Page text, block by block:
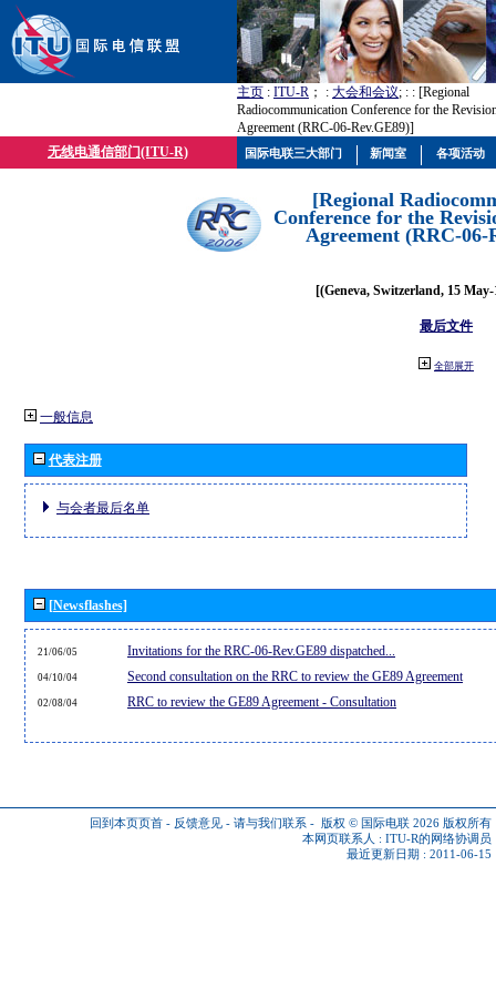
主页 : ITU-R ； : 大会和会议; : : [Regional
Radiocommunication Conference for the
Agreement (RRC-06-Rev.GE89)]
无线电通信部门(ITU-R)
[Regional
Conference for the
Agreement (RRC-06-
[(Geneva, Switzerland, 15
最后文件
全部展开
一般信息
代表注册
与会者最后名单
[Newsflashes]
21/06/05 Invitations for the RRC-06-Rev.GE89 dispatched...
04/10/04 Second consultation on the RRC to review the GE89 Agreement
02/08/04 RRC to review the GE89 Agreement - Consultation
回到本页页首 - 反馈意见 - 请与我们联系 - 版权 © 国际电联 2026 版权所有
本网页联系人 : ITU-R的网络协调员
最近更新日期 : 2011-06-15
国际电联三大部门 新闻室 各项活动